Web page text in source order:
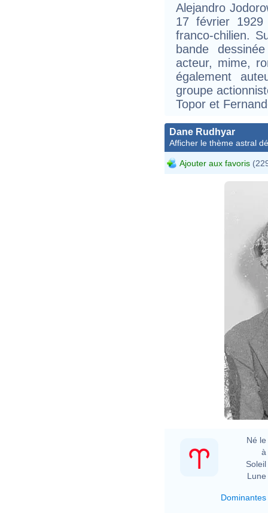
Alejandro
17 février
franco-chilien.
bande
acteur, mime,
également
groupe
Topor et
Dane Rudhyar
Afficher le thème astral
Ajouter aux favoris
Né le
à
Soleil
Lune
Dominantes